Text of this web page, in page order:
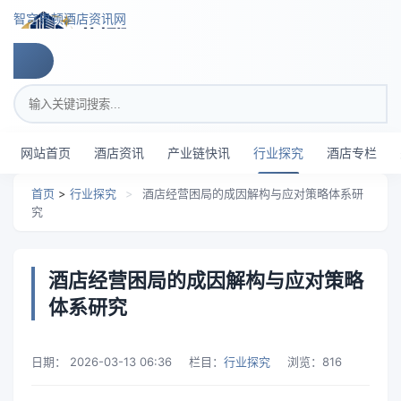
跳转到主要内容
智穹界顿酒店资讯网
搜索关键词
网站首页 酒店资讯 产业链快讯 行业探究 酒店专栏
首页 > 行业探究 >
酒店经营困局的成因解构与应对策略体系研
究
酒店经营困局的成因解构与应对策略
体系研究
日期： 2026-03-13 06:36 栏目： 行业探究 浏览： 816